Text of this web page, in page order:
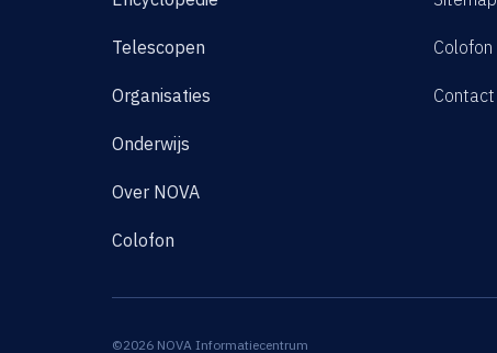
Telescopen
Organisaties
Onderwijs
Over NOVA
Colofon
Colofon
Contact
©2026 NOVA Informatiecentrum